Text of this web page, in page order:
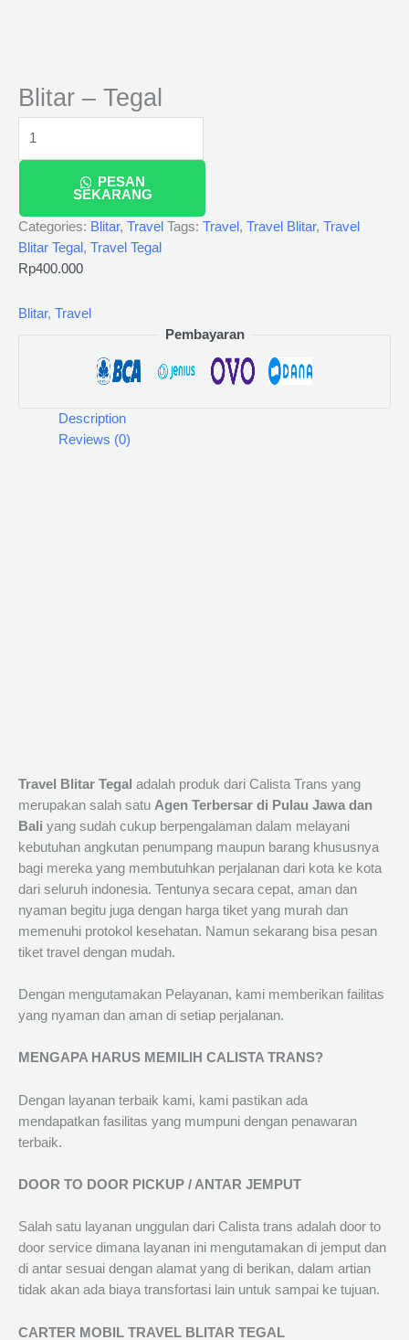
Blitar – Tegal
PESAN
SEKARANG
Categories: Blitar, Travel Tags: Travel , Travel Blitar, Travel
Blitar Tegal , Travel Tegal
Rp400.000
Blitar, Travel
Pembayaran
Description
Reviews (0)
Travel Blitar Tegal adalah produk dari Calista Trans yang
merupakan salah satu Agen Terbersar di Pulau Jawa dan
Bali yang sudah cukup berpengalaman dalam melayani
kebutuhan angkutan penumpang maupun barang khususnya
bagi mereka yang membutuhkan perjalanan dari kota ke kota
dari seluruh indonesia. Tentunya secara cepat, aman dan
nyaman begitu juga dengan harga tiket yang murah dan
memenuhi protokol kesehatan. Namun sekarang bisa pesan
tiket travel dengan mudah.
Dengan mengutamakan Pelayanan, kami memberikan failitas
yang nyaman dan aman di setiap perjalanan.
MENGAPA HARUS MEMILIH CALISTA TRANS?
Dengan layanan terbaik kami, kami pastikan ada
mendapatkan fasilitas yang mumpuni dengan penawaran
terbaik.
DOOR TO DOOR PICKUP / ANTAR JEMPUT
Salah satu layanan unggulan dari Calista trans adalah door to
door service dimana layanan ini mengutamakan di jemput dan
di antar sesuai dengan alamat yang di berikan, dalam artian
tidak akan ada biaya transfortasi lain untuk sampai ke tujuan.
CARTER MOBIL TRAVEL BLITAR TEGAL